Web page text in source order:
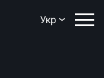
Укр